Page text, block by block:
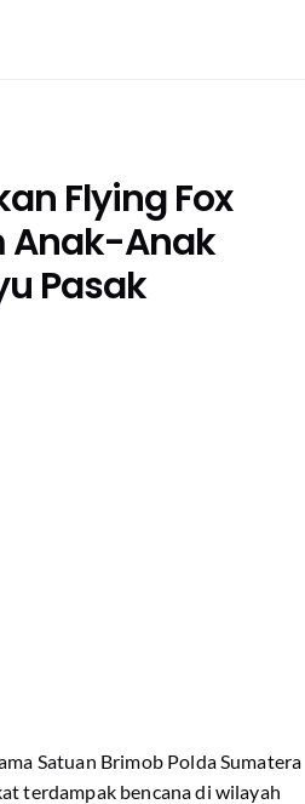
Flying Fox
Anak-Anak
Pasak
Satuan Brimob Polda Sumatera
terdampak bencana di wilayah